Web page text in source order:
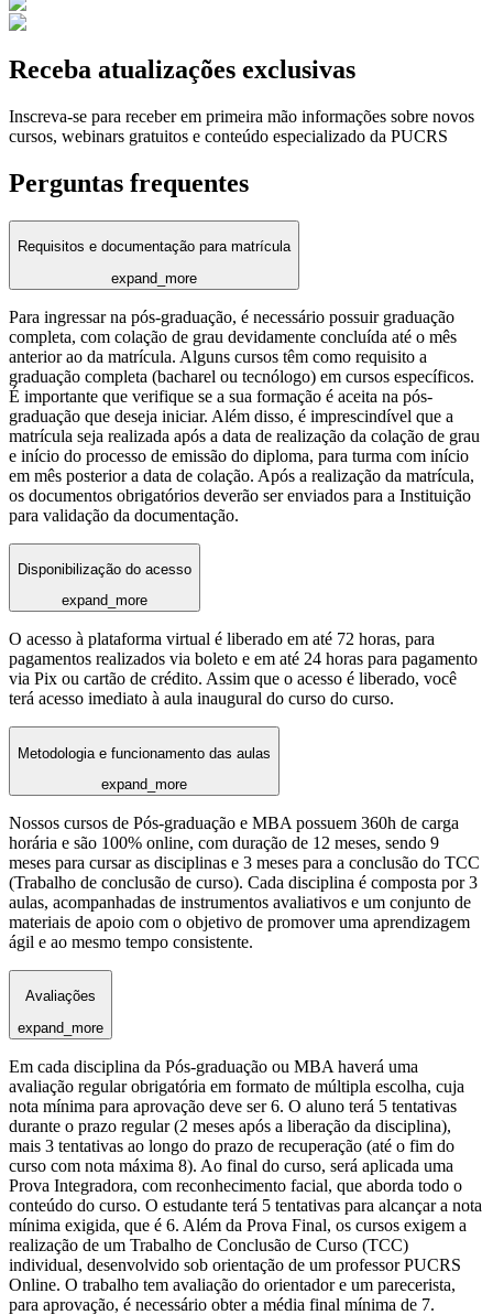
Receba atualizações exclusivas
Inscreva-se para receber em primeira mão informações sobre novos
cursos, webinars gratuitos e conteúdo especializado da PUCRS
Perguntas frequentes
Requisitos e documentação para matrícula
expand_more
Para ingressar na pós-graduação, é necessário possuir graduação
completa, com colação de grau devidamente concluída até o mês
anterior ao da matrícula. Alguns cursos têm como requisito a
graduação completa (bacharel ou tecnólogo) em cursos específicos.
É importante que verifique se a sua formação é aceita na pós-
graduação que deseja iniciar. Além disso, é imprescindível que a
matrícula seja realizada após a data de realização da colação de grau
e início do processo de emissão do diploma, para turma com início
em mês posterior a data de colação. Após a realização da matrícula,
os documentos obrigatórios deverão ser enviados para a Instituição
para validação da documentação.
Disponibilização do acesso
expand_more
O acesso à plataforma virtual é liberado em até 72 horas, para
pagamentos realizados via boleto e em até 24 horas para pagamento
via Pix ou cartão de crédito. Assim que o acesso é liberado, você
terá acesso imediato à aula inaugural do curso do curso.
Metodologia e funcionamento das aulas
expand_more
Nossos cursos de Pós-graduação e MBA possuem 360h de carga
horária e são 100% online, com duração de 12 meses, sendo 9
meses para cursar as disciplinas e 3 meses para a conclusão do TCC
(Trabalho de conclusão de curso). Cada disciplina é composta por 3
aulas, acompanhadas de instrumentos avaliativos e um conjunto de
materiais de apoio com o objetivo de promover uma aprendizagem
ágil e ao mesmo tempo consistente.
Avaliações
expand_more
Em cada disciplina da Pós-graduação ou MBA haverá uma
avaliação regular obrigatória em formato de múltipla escolha, cuja
nota mínima para aprovação deve ser 6. O aluno terá 5 tentativas
durante o prazo regular (2 meses após a liberação da disciplina),
mais 3 tentativas ao longo do prazo de recuperação (até o fim do
curso com nota máxima 8). Ao final do curso, será aplicada uma
Prova Integradora, com reconhecimento facial, que aborda todo o
conteúdo do curso. O estudante terá 5 tentativas para alcançar a nota
mínima exigida, que é 6. Além da Prova Final, os cursos exigem a
realização de um Trabalho de Conclusão de Curso (TCC)
individual, desenvolvido sob orientação de um professor PUCRS
Online. O trabalho tem avaliação do orientador e um parecerista,
para aprovação, é necessário obter a média final mínima de 7.